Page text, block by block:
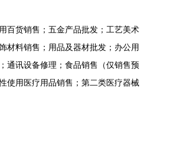
百货销售；五金产品批发；工艺美术
材料销售；用品及器材批发；办公用
通讯设备修理；食品销售（仅销售预
使用医疗用品销售；第二类医疗器械